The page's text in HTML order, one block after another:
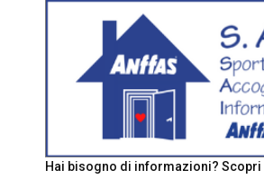
Hai bisogno di informazioni? Scopri